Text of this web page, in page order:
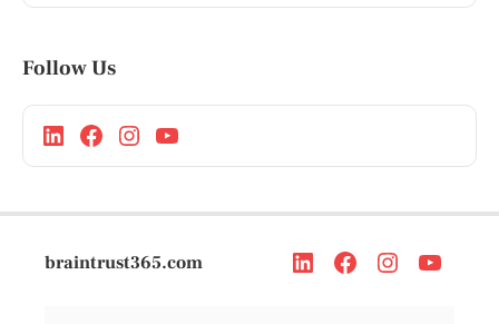
Follow Us
braintrust365.com